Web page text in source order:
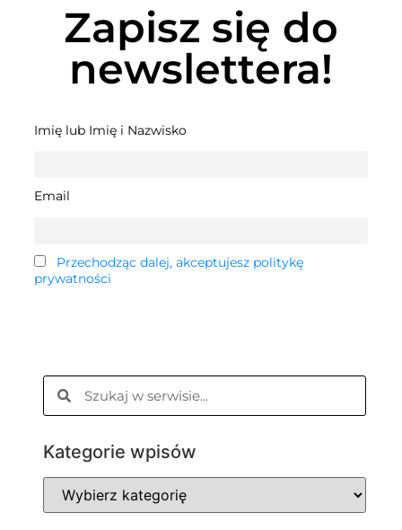
Zapisz się do
newslettera!
Imię lub Imię i Nazwisko
Email
Przechodząc dalej, akceptujesz politykę
prywatności
Kategorie wpisów